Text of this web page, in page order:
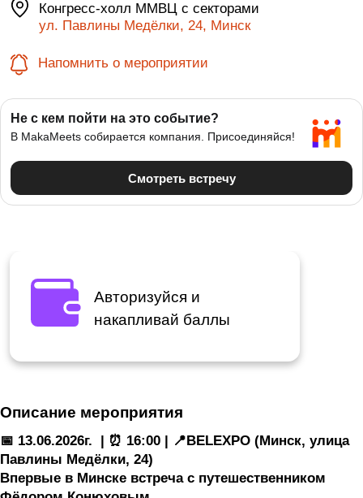
Конгресс-холл ММВЦ с секторами
ул. Павлины Медёлки, 24, Минск
Напомнить о мероприятии
Авторизуйся и
накапливай баллы
Описание мероприятия
📅 13.06.2026г. | ⏰ 16:00 | 📍BELEXPO (Минск, улица
Павлины Медёлки, 24)
Впервые в Минске встреча с путешественником